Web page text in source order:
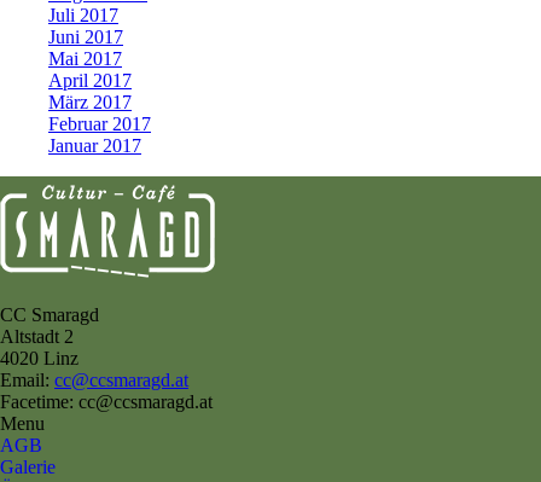
Juli 2017
Juni 2017
Mai 2017
April 2017
März 2017
Februar 2017
Januar 2017
CC Smaragd
Altstadt 2
4020 Linz
Email: cc@ccsmaragd.at
Facetime: cc@ccsmaragd.at
Menu
AGB
Galerie